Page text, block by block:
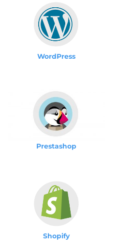
WordPress
Prestashop
Shopify